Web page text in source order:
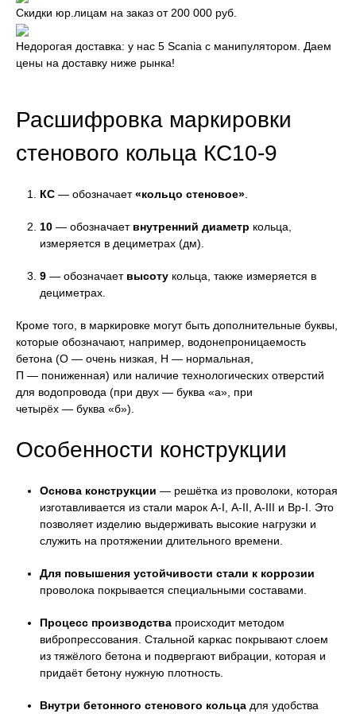
Скидки юр.лицам на заказ от 200 000 руб.
Недорогая доставка: у нас 5 Scania с манипулятором. Даем
цены на доставку ниже рынка!
Расшифровка маркировки
стенового кольца КС10-9
КС — обозначает«кольцо стеновое»
10 — обозначает внутренний диаметр кольца,
измеряется в дециметрах (дм).
9 — обозначает высоту кольца, также измеряется в
дециметрах.
Кроме того, в маркировке могут быть дополнительные буквы,
которые обозначают, например, водонепроницаемость
бетона (О — очень низкая, Н — нормальная,
П — пониженная) или наличие технологических отверстий
для водопровода (при двух — буква «а», при
четырёх — буква «б»).
Особенности конструкции
Основа конструкции — решётка из проволоки, которая
изготавливается из стали марок А-I, А-II, A-III и Вр-I. Это
позволяет изделию выдерживать высокие нагрузки и
служить на протяжении длительного времени.
Для повышения устойчивости стали к коррозии
проволока покрывается специальными составами.
Процесс производства происходит методом
вибропрессования. Стальной каркас покрывают слоем
из тяжёлого бетона и подвергают вибрации, которая и
придаёт бетону нужную плотность.
Внутри бетонного стенового кольца для удобства